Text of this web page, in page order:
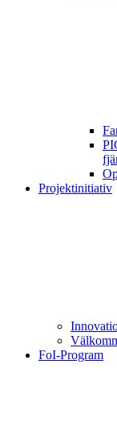
Projektinitiativ
FoI-Program